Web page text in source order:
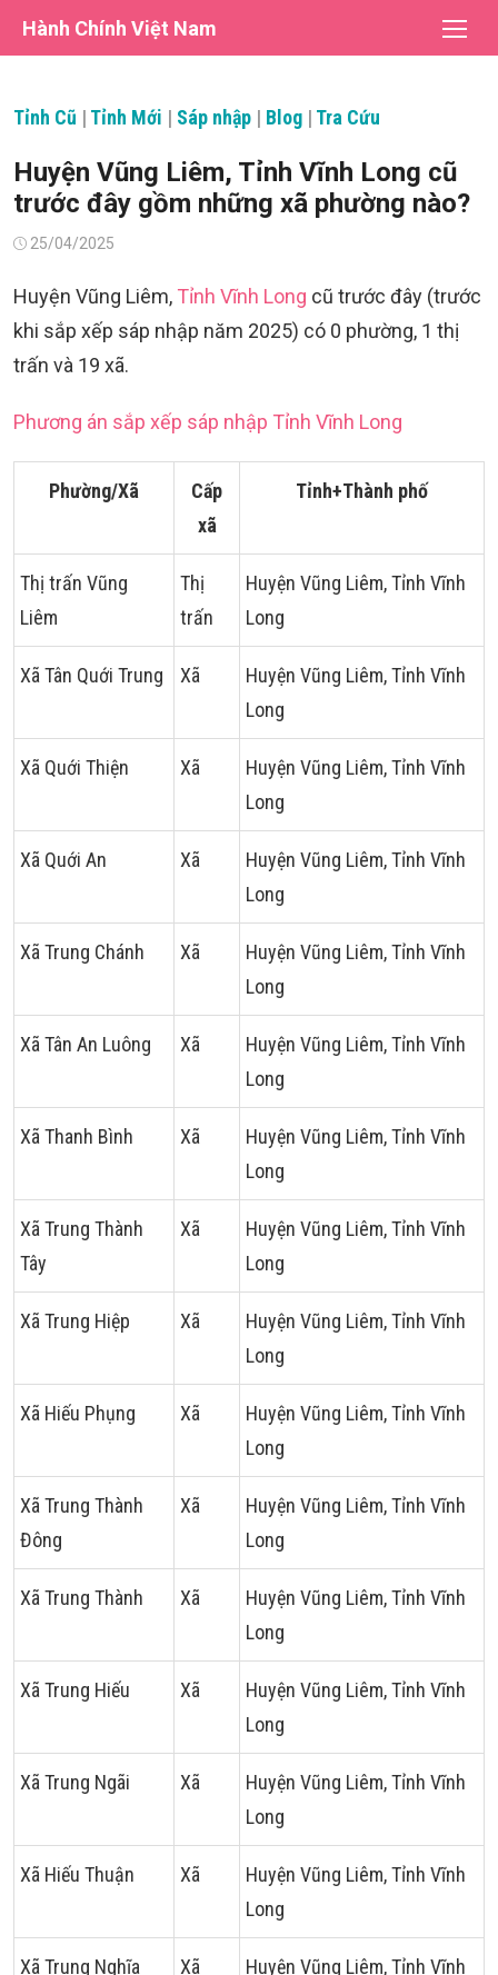
Hành Chính Việt Nam
Tỉnh Cũ | Tỉnh Mới | Sáp nhập | Blog | Tra Cứu
Huyện Vũng Liêm, Tỉnh Vĩnh Long cũ
trước đây gồm những xã phường nào?
Đăng25/04/2025
Huyện Vũng Liêm, Tỉnh Vĩnh Long cũ trước đây (trước
khi sắp xếp sáp nhập năm 2025) có 0 phường, 1 thị
trấn và 19 xã.
Phương án sắp xếp sáp nhập Tỉnh Vĩnh Long
Phường/Xã
Cấp
xã
Tỉnh+Thành phố
Thị trấn Vũng
Liêm
Thị
trấn
Huyện Vũng Liêm, Tỉnh Vĩnh
Long
Xã Tân Quới Trung Xã
Huyện Vũng Liêm, Tỉnh Vĩnh
Long
Xã Quới Thiện Xã
Huyện Vũng Liêm, Tỉnh Vĩnh
Long
Xã Quới An Xã
Huyện Vũng Liêm, Tỉnh Vĩnh
Long
Xã Trung Chánh Xã
Huyện Vũng Liêm, Tỉnh Vĩnh
Long
Xã Tân An Luông Xã
Huyện Vũng Liêm, Tỉnh Vĩnh
Long
Xã Thanh Bình Xã
Huyện Vũng Liêm, Tỉnh Vĩnh
Long
Xã Trung Thành
Tây
Xã
Huyện Vũng Liêm, Tỉnh Vĩnh
Long
Xã Trung Hiệp Xã
Huyện Vũng Liêm, Tỉnh Vĩnh
Long
Xã Hiếu Phụng Xã
Huyện Vũng Liêm, Tỉnh Vĩnh
Long
Xã Trung Thành
Đông
Xã
Huyện Vũng Liêm, Tỉnh Vĩnh
Long
Xã Trung Thành Xã
Huyện Vũng Liêm, Tỉnh Vĩnh
Long
Xã Trung Hiếu Xã
Huyện Vũng Liêm, Tỉnh Vĩnh
Long
Xã Trung Ngãi Xã
Huyện Vũng Liêm, Tỉnh Vĩnh
Long
Xã Hiếu Thuận Xã
Huyện Vũng Liêm, Tỉnh Vĩnh
Long
Xã Trung Nghĩa Xã
Huyện Vũng Liêm, Tỉnh Vĩnh